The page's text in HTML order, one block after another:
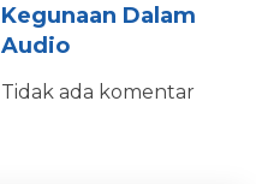
Kegunaan Dalam
Audio
Tidak ada komentar